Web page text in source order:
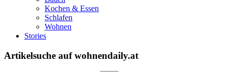
Kochen & Essen
Schlafen
Wohnen
Stories
Artikelsuche auf wohnendaily.at